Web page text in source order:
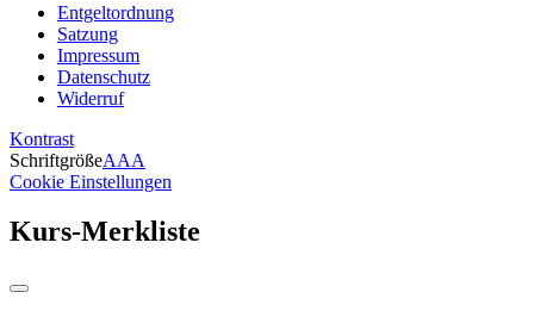
Entgeltordnung
Satzung
Impressum
Datenschutz
Widerruf
Kontrast
SchriftgrößeAAA
Cookie Einstellungen
Kurs-Merkliste